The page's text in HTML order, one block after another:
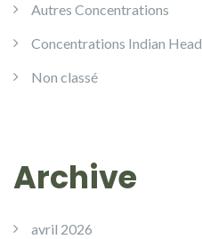
Autres Concentrations
Concentrations Indian Head
Non classé
Archive
avril 2026